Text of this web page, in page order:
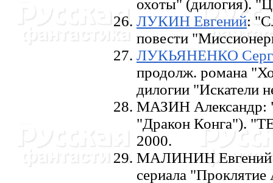
охоты" (дилогия).
ЛУКИH Евгений:
повести
ЛУКЬЯHЕHКО
продолж. романа
дилогии "Искатели
МАЗИH Александр:
"Дpакон Конга").
2000.
МАЛИHИH Евгений:
сериала